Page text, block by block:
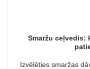
Smaržu ceļvedis:
Izvēlēties smaržas